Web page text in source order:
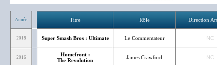
Année Titre Rôle Direction
2018 Super Smash Bros : Ultimate Le Commentateur NC
2016
Homefront :
The Revolution
James Crawford NC